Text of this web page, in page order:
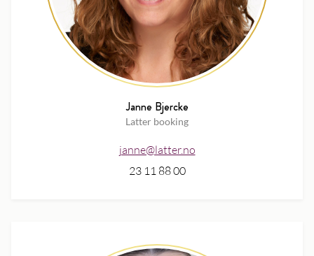
Janne Bjercke
Latter booking
janne@latter.no
23 11 88 00